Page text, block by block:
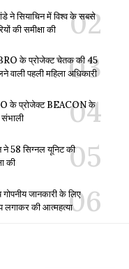
ने सियाचिन में विश्व के सबसे
की समीक्षा की
BRO के प्रोजेक्ट चेतक की 45
वाली पहली महिला अधिकारी
के प्रोजेक्ट BEACON के
ने 58 सिग्नल यूनिट की
की
जानकारी के लिए
लगाकर की आत्महत्या